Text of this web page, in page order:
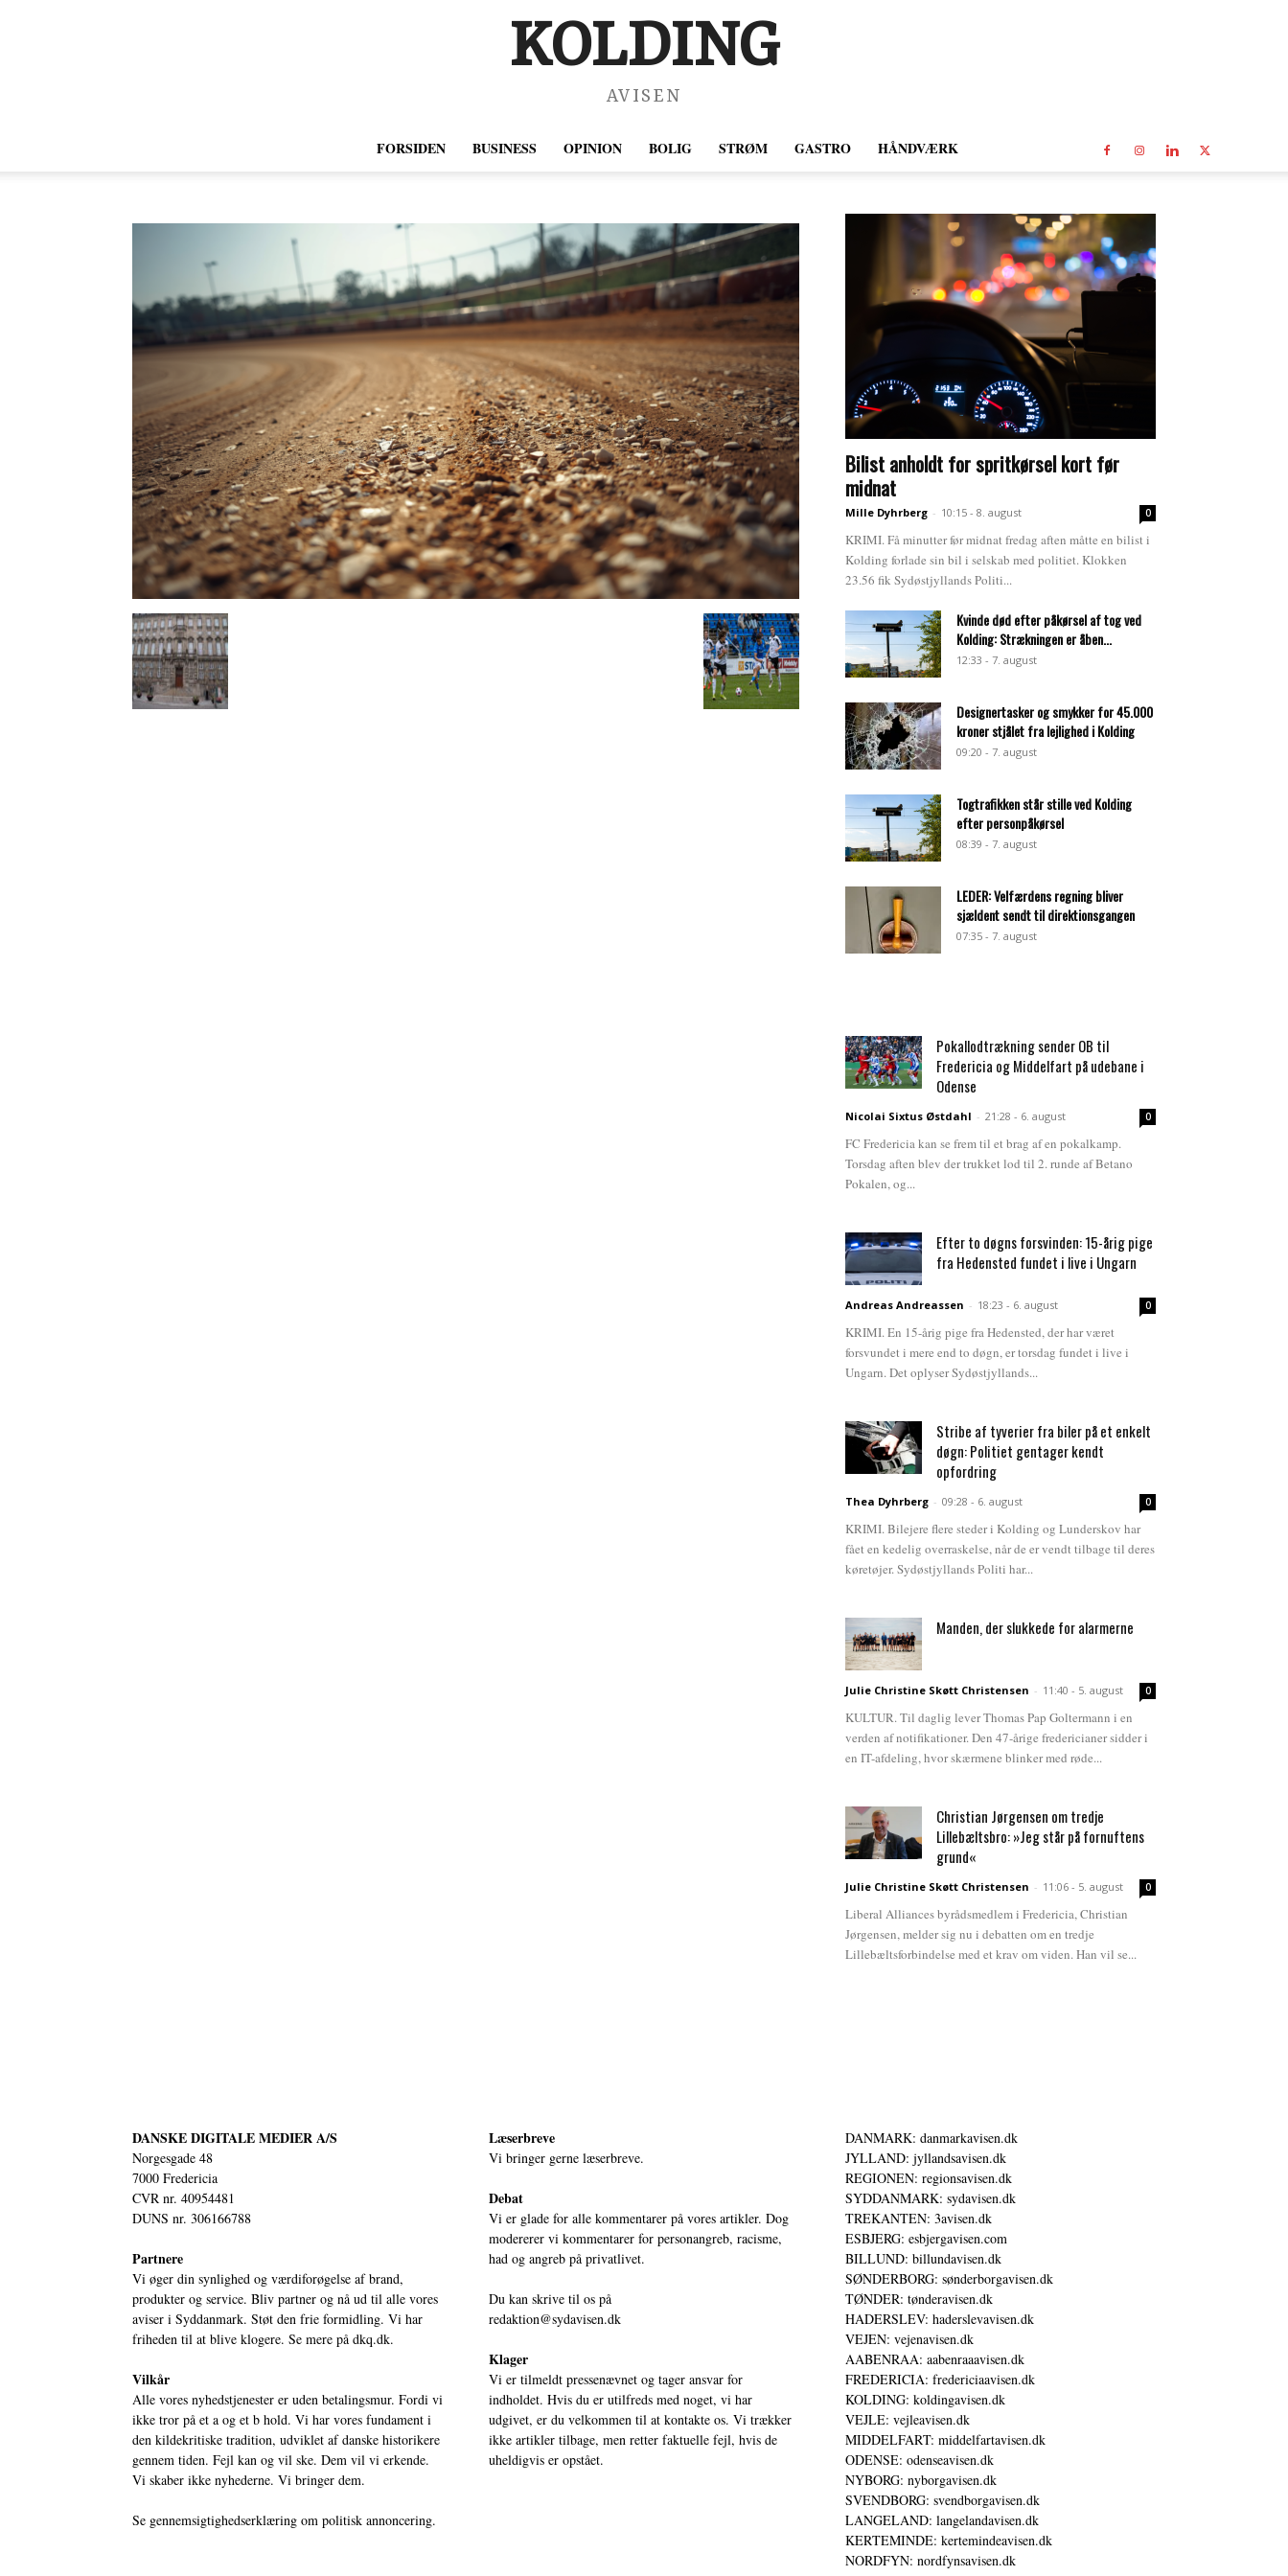
KOLDING
AVISEN
FORSIDEN BUSINESS OPINION BOLIG STRØM GASTRO HÅNDVÆRK
Bilist anholdt for spritkørsel kort før
midnat
Mille Dyhrberg - 10:15 - 8. august 0
KRIMI. Få minutter før midnat fredag aften måtte en bilist i
Kolding forlade sin bil i selskab med politiet. Klokken
23.56 fik Sydøstjyllands Politi...
Kvinde død efter påkørsel af tog ved
Kolding: Strækningen er åben...
12:33 - 7. august
Designertasker og smykker for 45.000
kroner stjålet fra lejlighed i Kolding
09:20 - 7. august
Togtrafikken står stille ved Kolding
efter personpåkørsel
08:39 - 7. august
LEDER: Velfærdens regning bliver
sjældent sendt til direktionsgangen
07:35 - 7. august
Pokallodtrækning sender OB til
Fredericia og Middelfart på udebane i
Odense
Nicolai Sixtus Østdahl - 21:28 - 6. august 0
FC Fredericia kan se frem til et brag af en pokalkamp.
Torsdag aften blev der trukket lod til 2. runde af Betano
Pokalen, og...
Efter to døgns forsvinden: 15-årig pige
fra Hedensted fundet i live i Ungarn
Andreas Andreassen - 18:23 - 6. august 0
KRIMI. En 15-årig pige fra Hedensted, der har været
forsvundet i mere end to døgn, er torsdag fundet i live i
Ungarn. Det oplyser Sydøstjyllands...
Stribe af tyverier fra biler på et enkelt
døgn: Politiet gentager kendt
opfordring
Thea Dyhrberg - 09:28 - 6. august 0
KRIMI. Bilejere flere steder i Kolding og Lunderskov har
fået en kedelig overraskelse, når de er vendt tilbage til deres
køretøjer. Sydøstjyllands Politi har...
Manden, der slukkede for alarmerne
Julie Christine Skøtt Christensen - 11:40 - 5. august 0
KULTUR. Til daglig lever Thomas Pap Goltermann i en
verden af notifikationer. Den 47-årige fredericianer sidder i
en IT-afdeling, hvor skærmene blinker med røde...
Christian Jørgensen om tredje
Lillebæltsbro: »Jeg står på fornuftens
grund«
Julie Christine Skøtt Christensen - 11:06 - 5. august 0
Liberal Alliances byrådsmedlem i Fredericia, Christian
Jørgensen, melder sig nu i debatten om en tredje
Lillebæltsforbindelse med et krav om viden. Han vil se...
DANSKE DIGITALE MEDIER A/S
Norgesgade 48
7000 Fredericia
CVR nr. 40954481
DUNS nr. 306166788
Partnere
Vi øger din synlighed og værdiforøgelse af brand,
produkter og service. Bliv partner og nå ud til alle vores
aviser i Syddanmark. Støt den frie formidling. Vi har
friheden til at blive klogere. Se mere på dkq.dk.
Vilkår
Alle vores nyhedstjenester er uden betalingsmur. Fordi vi
ikke tror på et a og et b hold. Vi har vores fundament i
den kildekritiske tradition, udviklet af danske historikere
gennem tiden. Fejl kan og vil ske. Dem vil vi erkende.
Vi skaber ikke nyhederne. Vi bringer dem.
Se gennemsigtighedserklæring om politisk annoncering.
Læserbreve
Vi bringer gerne læserbreve.
Debat
Vi er glade for alle kommentarer på vores artikler. Dog
modererer vi kommentarer for personangreb, racisme,
had og angreb på privatlivet.
Du kan skrive til os på
redaktion@sydavisen.dk
Klager
Vi er tilmeldt pressenævnet og tager ansvar for
indholdet. Hvis du er utilfreds med noget, vi har
udgivet, er du velkommen til at kontakte os. Vi trækker
ikke artikler tilbage, men retter faktuelle fejl, hvis de
uheldigvis er opstået.
DANMARK: danmarkavisen.dk
JYLLAND: jyllandsavisen.dk
REGIONEN: regionsavisen.dk
SYDDANMARK: sydavisen.dk
TREKANTEN: 3avisen.dk
ESBJERG: esbjergavisen.com
BILLUND: billundavisen.dk
SØNDERBORG: sønderborgavisen.dk
TØNDER: tønderavisen.dk
HADERSLEV: haderslevavisen.dk
VEJEN: vejenavisen.dk
AABENRAA: aabenraaavisen.dk
FREDERICIA: fredericiaavisen.dk
KOLDING: koldingavisen.dk
VEJLE: vejleavisen.dk
MIDDELFART: middelfartavisen.dk
ODENSE: odenseavisen.dk
NYBORG: nyborgavisen.dk
SVENDBORG: svendborgavisen.dk
LANGELAND: langelandavisen.dk
KERTEMINDE: kertemindeavisen.dk
NORDFYN: nordfynsavisen.dk